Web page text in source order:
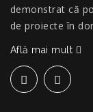
demonstrat că
de proiecte în
Află mai mult